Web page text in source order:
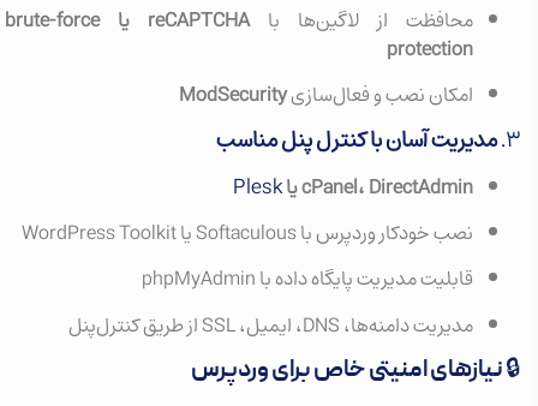
محافظت از لاگین‌ها با
reCAPTCHA یا brute-force
protection
امکان نصب و فعال‌سازیModSecurity
۳. مدیریت آسان با کنترل پنل مناسب
cPanel، DirectAdmin یا Plesk
نصب خودکار وردپرس با Softaculous یا WordPress Toolkit
قابلیت مدیریت پایگاه داده با phpMyAdmin
مدیریت دامنه‌ها، DNS، ایمیل، SSL از طریق کنترل‌پنل
🔒 نیازهای امنیتی خاص برای وردپرس